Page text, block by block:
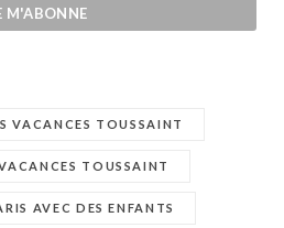
VACANCES TOUSSAINT
TOUSSAINT
AVEC DES ENFANTS